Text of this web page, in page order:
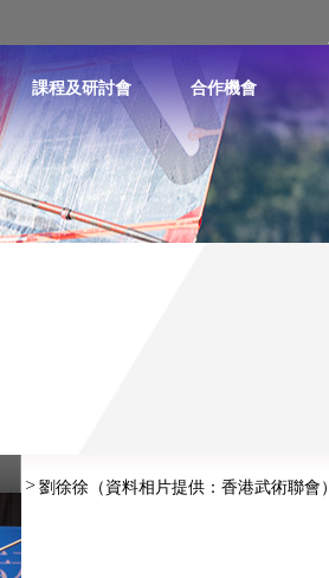
課程及研討會 合作機會
劉徐徐（資料相片提供：香港武術聯會）